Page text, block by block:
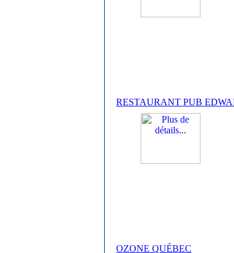
RESTAURANT PUB
OZONE QUÉBEC